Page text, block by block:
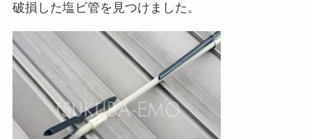
破損した塩ビ管を見つけました。